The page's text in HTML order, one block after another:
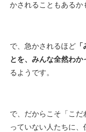
かされることもあるか
で、急かされるほど
とを、みんな全然わ
るようです。
で、だからこそ「こ
っていない人たちに、